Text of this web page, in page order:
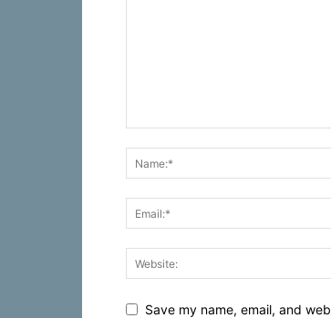
Save my name, email, and